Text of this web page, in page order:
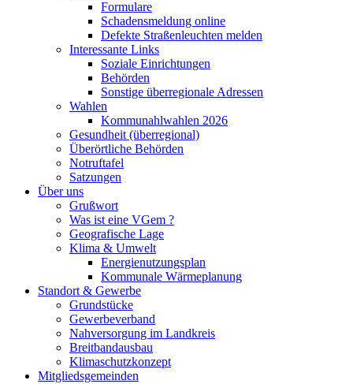
Formulare
Schadensmeldung online
Defekte Straßenleuchten melden
Interessante Links
Soziale Einrichtungen
Behörden
Sonstige überregionale Adressen
Wahlen
Kommunahlwahlen 2026
Gesundheit (überregional)
Überörtliche Behörden
Notruftafel
Satzungen
Über uns
Grußwort
Was ist eine VGem ?
Geografische Lage
Klima & Umwelt
Energienutzungsplan
Kommunale Wärmeplanung
Standort & Gewerbe
Grundstücke
Gewerbeverband
Nahversorgung im Landkreis
Breitbandausbau
Klimaschutzkonzept
Mitgliedsgemeinden